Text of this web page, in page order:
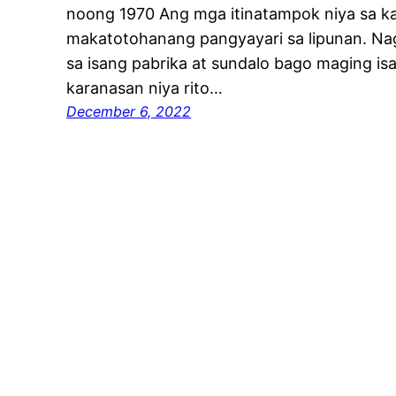
noong 1970 Ang mga itinatampok niya sa
makatotohanang pangyayari sa lipunan.
sa isang pabrika at sundalo bago maging
karanasan niya rito…
December 6, 2022